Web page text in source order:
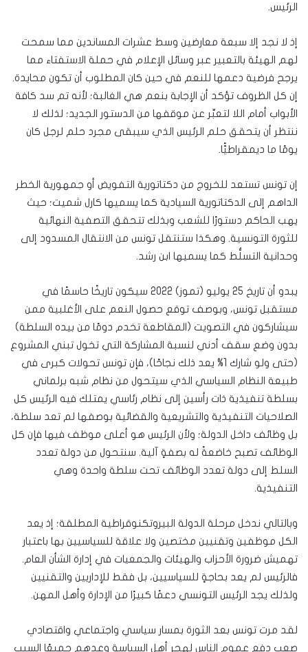
الرئيس.
إذ لا نجد إلا سبعة معارضين وسط عشرات المساندين مما سمحت
لهم الهيئة بالتعبير عبر وسائل الإعلام في حملة الاستفتاء مما
يرجح فرضية دعمها للنعم في حين كان المطلوب أن تكون محايدة.
إن كل الظروف تؤكد أن الإجابة بنعم هي الغالبة؛ لأنه تم سد كافة
الأبواب أمام اللا لتعبِّر عن موقفها من الدستور الجديد؛ لذلك لا
ننتظر أن يتحقق حلم الرئيس الذي سيبقى مجرد حلم لرجل كان
يومًا ما ديمقراطيًّا.
إن تونس تستعد للخروج من دكتاتورية التفويض أو جمهورية الخطر
الداهم إلى الدكتاتورية السيادية كما يسميها كارل شميت؛ حيث
يهب الحاكم دستورًا للشعب وبذلك تتحقق التصفية النهائية
للثورة التونسية. وهكذا ستنتقل تونس من الانتقال المسدود إلى
وحدانية التسلُّط كما يسميها ابن رشد.
يبدو أن تاريخ 25 يوليو (تموز) 2022 سيكون تاريخًا حاسمًا في
مستقبل تونس، وبوصف توقع حصول النعم على الأغلبية ممن
سيشاركون في التصويت (المقاطعة تخدم دومًا من بيده السلطة)
بدون وضع سقف أدني لنسبة المشاركة التي تخول تبني المشروع
(حتى ولو شارك 1% يعد ذلك نجاحًا)، فإن تونس تحولات كبرى في
طبيعة النظام السياسي الذي سيتحول من نظام شبه برلماني
بسلطة تنفيذية ذات رأسين إلى نظام رئاسي يمتلك فيه الرئيس كل
الصلاحيات التنفيذية والتشريعية والقضائية بوصفها لم تعد سلطة،
بل وظائف داخل الدولة؛ ولأن الرئيس هو أعلى موظف فيها فإن كل
الوظائف تصبح خاضعةً له بصفةٍ آلية. سنتحول من دولة تعدد
السلط إلى دولة تعدد الوظائف تحت سلطة واحدة وهي
التنفيذية.
وبالتالي ندخل مرحلة الدولة البيروتكنوقراطية المطلقة؛ إذ يعد
الكل موظفين وتقنيين مختصين ولا علاقة للسياسيين بها باعتبار
تهميش ضرورة الأحزاب والهيئات والجمعيات في إدارة الشأن العام.
فالرئيس لم يعد بحاجةٍ للسياسيين، بل فقط للإداريين والتقنيين
ولذلك يجد الرئيس التونسي دعمًا كبيرًا من الإدارة وأهل المهن.
لقد مرت تونس بعد الثورة بمسار سياسي واجتماعي واقتصادي
صعب دفع عموم الناس لهجر أهل السياسة وعدهم جميعًا السبب